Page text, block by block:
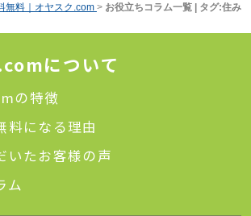
無料｜オヤスク.com > お役立ちコラム一覧 | タグ:住み
について
の特徴
料になる理由
いたお客様の声
ム